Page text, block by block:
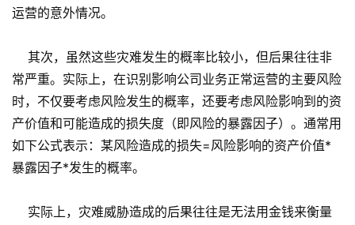
运营的意外情况。
其次，虽然这些灾难发生的概率比较小，但后果往往非
常严重。实际上，在识别影响公司业务正常运营的主要风险
时，不仅要考虑风险发生的概率，还要考虑风险影响到的资
产价值和可能造成的损失度（即风险的暴露因子）。通常用
如下公式表示：某风险造成的损失=风险影响的资产价值*
暴露因子*发生的概率。
实际上，灾难威胁造成的后果往往是无法用金钱来衡量